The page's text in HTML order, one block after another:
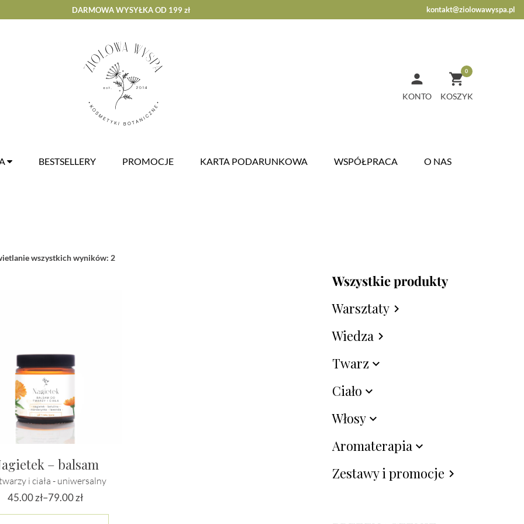
DARMOWA WYSYŁKA OD 199 zł kontakt@ziolowawyspa.pl
0

KONTO
BESTSELLERY PROMOCJE KARTA PODARUNKOWA WSPÓŁPRACA O NAS
wszystkich wyników: 2
– balsam
i ciała - uniwersalny
45.00zł–79.00zł
Wszystkie produkty
Warsztatychevron_right
Wiedza chevron_right
Twarzexpand_more
Ciało expand_more
Włosyexpand_more
Aromaterapia expand_more
Zestawy i promocje chevron_right